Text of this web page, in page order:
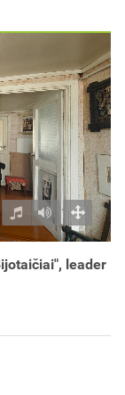
leader